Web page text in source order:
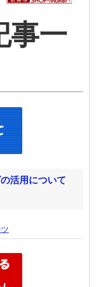
事一
活用について